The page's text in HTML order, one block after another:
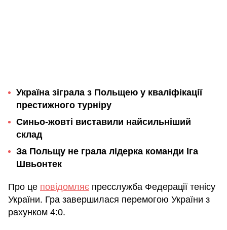
Україна зіграла з Польщею у кваліфікації
престижного турніру
Синьо-жовті виставили найсильніший
склад
За Польщу не грала лідерка команди Іга
Швьонтек
Про це повідомляє пресслужба Федерації тенісу
України. Гра завершилася перемогою України з
рахунком 4:0.